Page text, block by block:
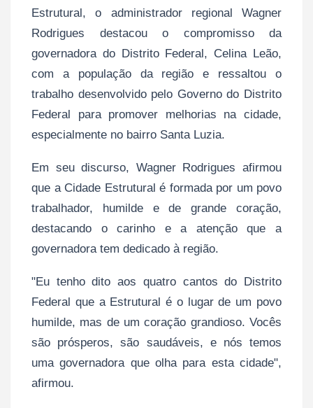
Estrutural, o administrador regional Wagner
Rodrigues destacou o compromisso da
governadora do Distrito Federal, Celina Leão,
com a população da região e ressaltou o
trabalho desenvolvido pelo Governo do Distrito
Federal para promover melhorias na cidade,
especialmente no bairro Santa Luzia.
Em seu discurso, Wagner Rodrigues afirmou
que a Cidade Estrutural é formada por um povo
trabalhador, humilde e de grande coração,
destacando o carinho e a atenção que a
governadora tem dedicado à região.
"Eu tenho dito aos quatro cantos do Distrito
Federal que a Estrutural é o lugar de um povo
humilde, mas de um coração grandioso. Vocês
são prósperos, são saudáveis, e nós temos
uma governadora que olha para esta cidade",
afirmou.